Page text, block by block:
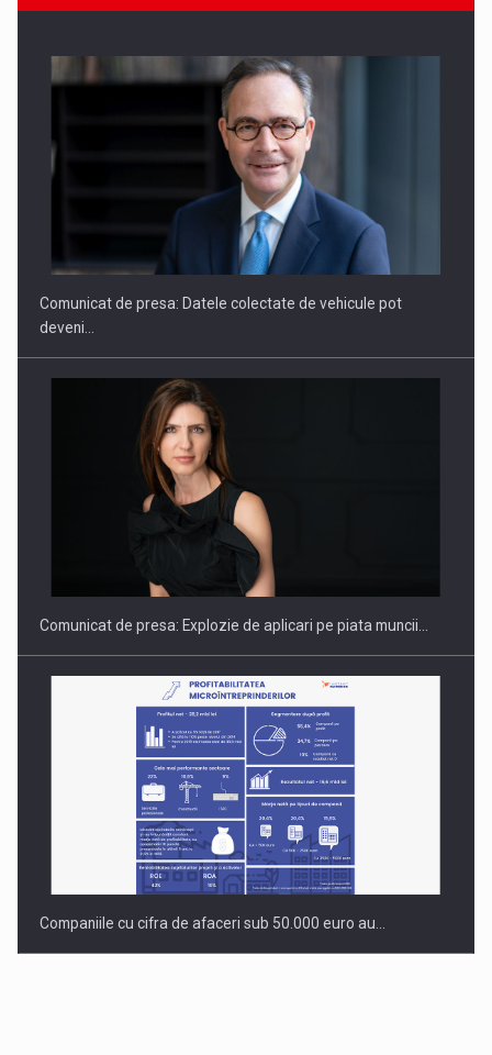
SAPTE PERSONALITATI DIN MEDIUL DE AFACERI, ACADEMIC
Hard Enduro Piatra Craiului 2026, fueled by benzinariile RO…
Comunicat de presa: Datele colectate de vehicule pot
deveni…
Comunicat de presa: Explozie de aplicari pe piata muncii…
Companiile cu cifra de afaceri sub 50.000 euro au…